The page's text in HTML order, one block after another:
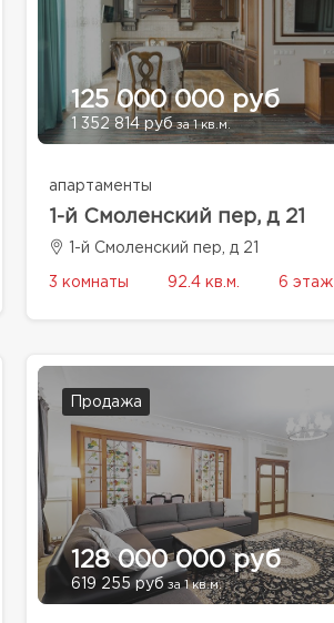
125 000 000 руб
1 352 814 рубза 1 кв.м.
апартаменты
1-й Смоленский пер, д 21
1-й Смоленский пер, д 21
3 комнаты 92.4 кв.м. 6 этаж
Продажа
128 000 000 руб
619 255 руб за 1 кв.м.